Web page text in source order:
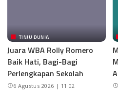
TINJU DUNIA
Juara WBA Rolly Romero
Baik Hati, Bagi-Bagi
Perlengkapan Sekolah
6 Agustus 2026 | 11:02